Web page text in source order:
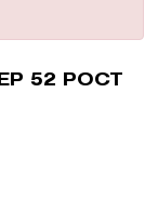
52 РОСТ